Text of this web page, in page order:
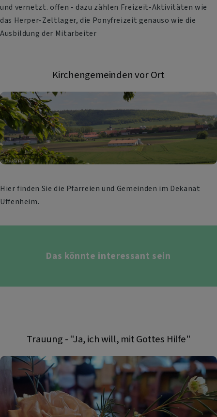
und vernetzt. offen - dazu zählen Freizeit-Aktivitäten wie
das Herper-Zeltlager, die Ponyfreizeit genauso wie die
Ausbildung der Mitarbeiter
Kirchengemeinden vor Ort
Hier finden Sie die Pfarreien und Gemeinden im Dekanat
Uffenheim.
Das könnte interessant sein
Trauung - "Ja, ich will, mit Gottes Hilfe"